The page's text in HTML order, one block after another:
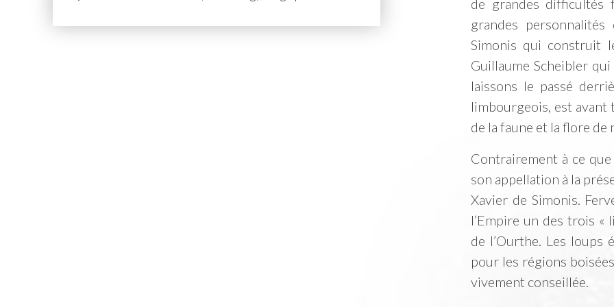
de grandes difficultés
grandes
Simonis qui construit
Guillaume Scheibler
laissons le passé
limbourgeois, est avant
de la faune et la flore
Contrairement à ce
son appellation à la
Xavier de Simonis.
l’Empire un des trois
de l’Ourthe. Les loups
pour les régions
vivement conseillée.